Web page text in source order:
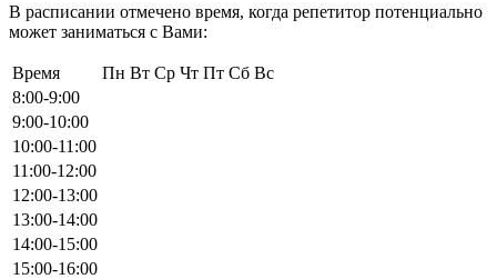
В расписании отмечено время, когда репетитор потенциально
может заниматься с Вами:
Время Пн Вт Ср Чт Пт Сб Вс
8:00-9:00
9:00-10:00
10:00-11:00
11:00-12:00
12:00-13:00
13:00-14:00
14:00-15:00
15:00-16:00